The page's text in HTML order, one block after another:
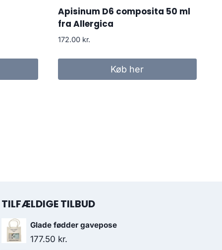
Apisinum D6 composita 50 ml
fra Allergica
172.00 kr.
Køb her
TILFÆLDIGE TILBUD
Glade fødder gavepose
177.50 kr.